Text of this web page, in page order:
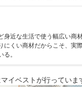
』 ・2020年7月 『医療人
る記事 ・2020年11月 『
OZmall』
身近な生活で使う幅広い
にくい商材だからこそ、実
。
マイベストが行っていま